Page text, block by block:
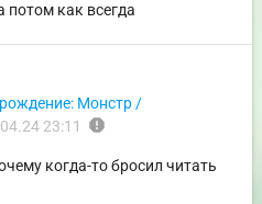
потом как всегда
Монстр /
23:11 report
когда-то бросил читать